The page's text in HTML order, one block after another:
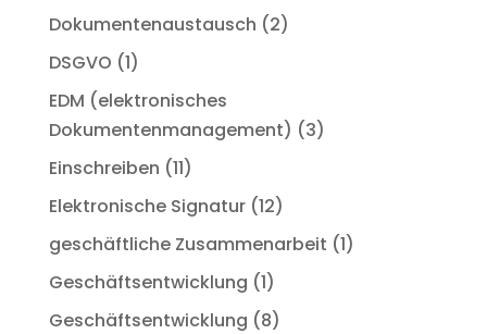
Dokumentenaustausch (2)
DSGVO (1)
EDM (elektronisches
Dokumentenmanagement) (3)
Einschreiben (11)
Elektronische Signatur(12)
geschäftliche Zusammenarbeit (1)
Geschäftsentwicklung (1)
Geschäftsentwicklung (8)